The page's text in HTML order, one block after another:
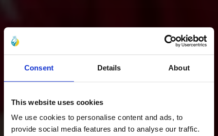
Consent Details About
This website uses cookies
We use cookies to personalise content and ads, to
provide social media features and to analyse our traffic.